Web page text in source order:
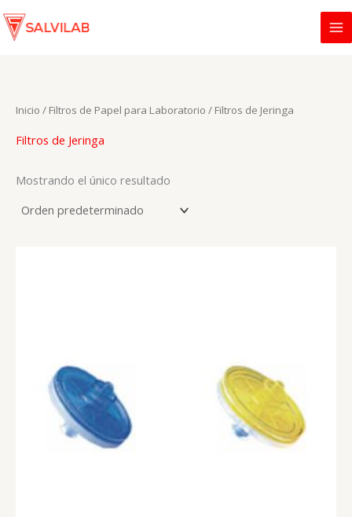
Ir
Inicio / Filtros de Papel para Laboratorio / Filtros de Jeringa
Filtros de Jeringa
Mostrando el único resultado